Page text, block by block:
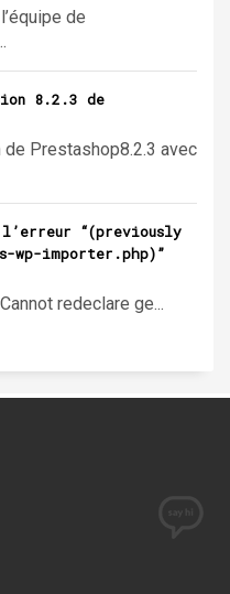
de
8.2.3 de
Prestashop8.2.3 avec
l’erreur “(previously
wp-importer.php)”
redeclare ge...